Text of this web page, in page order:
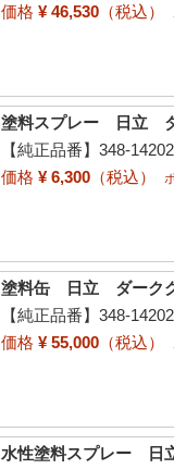
価格 ¥ 46,530 （税込）
塗料スプレー 日立
【純正品番】348-14202
価格 ¥ 6,300 （税込）
塗料缶 日立 ダーク
【純正品番】348-14202
価格 ¥ 55,000 （税込）
水性塗料スプレー